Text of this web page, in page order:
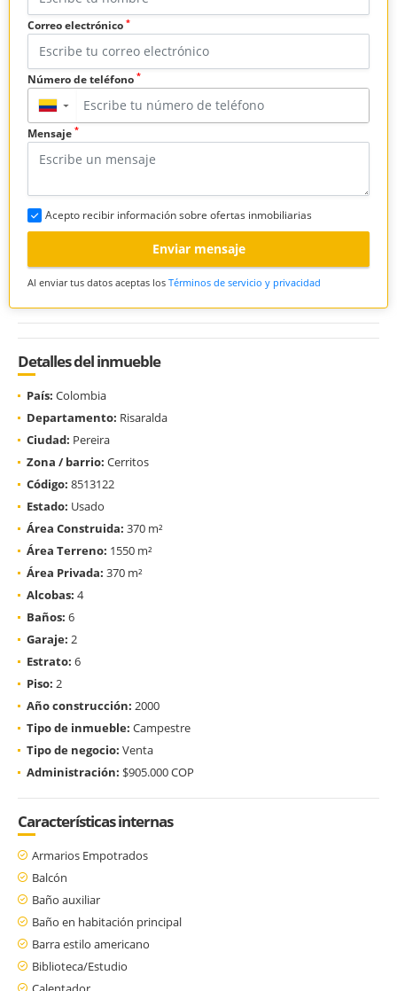
Correo electrónico *
Número de teléfono *
▼
Mensaje *
Acepto recibir información sobre ofertas inmobiliarias
Enviar mensaje
Al enviar tus datos aceptas los Términos de servicio y privacidad
Detalles del inmueble
País: Colombia
Departamento: Risaralda
Ciudad: Pereira
Zona / barrio: Cerritos
Código: 8513122
Estado: Usado
Área Construida: 370 m²
Área Terreno: 1550 m²
Área Privada: 370 m²
Alcobas: 4
Baños: 6
Garaje: 2
Estrato: 6
Piso: 2
Año construcción: 2000
Tipo de inmueble: Campestre
Tipo de negocio: Venta
Administración: $905.000 COP
Características internas
Armarios Empotrados
Balcón
Baño auxiliar
Baño en habitación principal
Barra estilo americano
Biblioteca/Estudio